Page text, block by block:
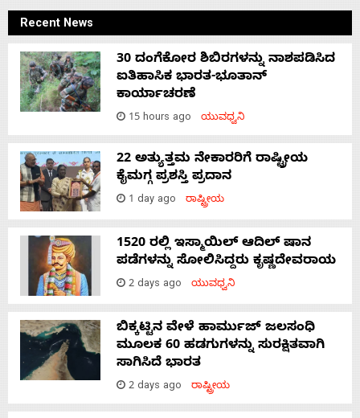
Recent News
30 ದಂಗೆಕೋರ ಶಿಬಿರಗಳನ್ನು ನಾಶಪಡಿಸಿದ
ಐತಿಹಾಸಿಕ ಭಾರತ-ಭೂತಾನ್
ಕಾರ್ಯಾಚರಣೆ
15 hours ago ಯುವಧ್ವನಿ
22 ಅತ್ಯುತ್ತಮ ನೇಕಾರರಿಗೆ ರಾಷ್ಟ್ರೀಯ
ಕೈಮಗ್ಗ ಪ್ರಶಸ್ತಿ ಪ್ರದಾನ
1 day ago ರಾಷ್ಟ್ರೀಯ
1520 ರಲ್ಲಿ ಇಸ್ಮಾಯಿಲ್ ಆದಿಲ್ ಷಾನ
ಪಡೆಗಳನ್ನು ಸೋಲಿಸಿದ್ದರು ಕೃಷ್ಣದೇವರಾಯ
2 days ago ಯುವಧ್ವನಿ
ಬಿಕ್ಕಟ್ಟಿನ ವೇಳೆ ಹಾರ್ಮುಜ್ ಜಲಸಂಧಿ
ಮೂಲಕ 60 ಹಡಗುಗಳನ್ನು ಸುರಕ್ಷಿತವಾಗಿ
ಸಾಗಿಸಿದೆ ಭಾರತ
2 days ago ರಾಷ್ಟ್ರೀಯ